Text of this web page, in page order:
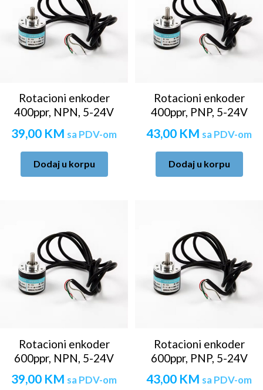
Rotacioni enkoder
400ppr, NPN, 5-24V
39,00 KM sa PDV-om
Dodaj u korpu
Rotacioni enkoder
400ppr, PNP, 5-24V
43,00 KM sa PDV-om
Dodaj u korpu
Rotacioni enkoder
600ppr, NPN, 5-24V
39,00 KM sa PDV-om
Rotacioni enkoder
600ppr, PNP, 5-24V
43,00 KM sa PDV-om